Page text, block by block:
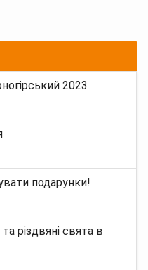
2023
подарунки!
різдвяні свята в